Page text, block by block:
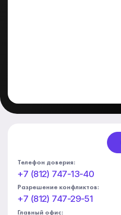
Телефон доверия:
+7 (812) 747-13-40
Разрешение конфликтов:
+7 (812) 747-29-51
Главный офис: